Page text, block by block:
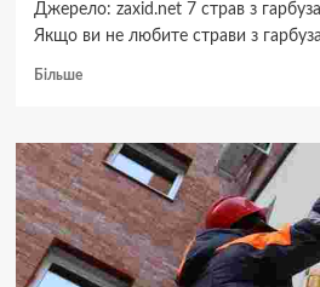
Джерело: zaxid.net 7 страв з
Якщо ви не любите страви з
БільшеДокладніше
страв
з
гарбуза
на
будь-
який
смак